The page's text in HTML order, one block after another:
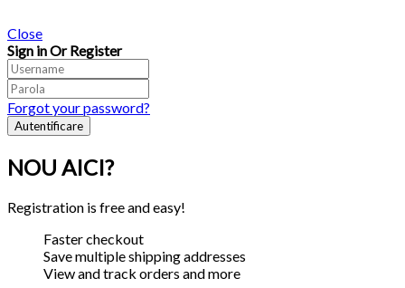
Close
Sign in Or Register
Forgot your password?
NOU AICI?
Registration is free and easy!
Faster checkout
Save multiple shipping addresses
View and track orders and more